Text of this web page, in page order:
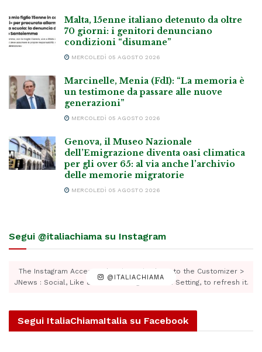
Malta, 15enne italiano detenuto da oltre
70 giorni: i genitori denunciano
condizioni “disumane”
MERCOLEDÌ 05 AGOSTO 2026
Marcinelle, Menia (FdI): “La memoria è
un testimone da passare alle nuove
generazioni”
MERCOLEDÌ 05 AGOSTO 2026
Genova, il Museo Nazionale
dell’Emigrazione diventa oasi climatica
per gli over 65: al via anche l’archivio
delle memorie migratorie
MERCOLEDÌ 05 AGOSTO 2026
Segui @italiachiama su Instagram
@ITALIACHIAMA
The Instagram Access Token is expired, Go to the Customizer >
JNews : Social, Like & View > Instagram Feed Setting, to refresh it.
Segui ItaliaChiamaItalia su Facebook